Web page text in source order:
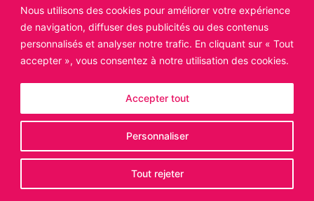
Nous utilisons des cookies pour améliorer votre expérience
de navigation, diffuser des publicités ou des contenus
personnalisés et analyser notre trafic. En cliquant sur « Tout
accepter », vous consentez à notre utilisation des cookies.
Personnaliser
Tout rejeter
Accepter tout
Copyright © 2026 OT Bourganeuf | Propulsé parThème
WordPress Astra